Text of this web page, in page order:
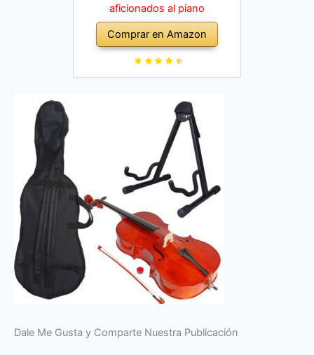
aficionados al piano
Comprar en Amazon
Dale Me Gusta y Comparte Nuestra Publicación